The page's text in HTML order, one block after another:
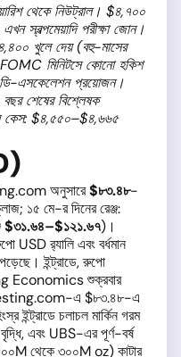
থেকে নিউট্রাল। $৪,৭০০
স্বল্পমেয়াদি পরীক্ষা জোন।
খুলে দেয় (বহু-মাসের
মিনিটসে কোনো হকিশ
ডি-এসকেলেশন প্রয়োজন।
শেষের বিশ্লেষক
কেস: $৪,৫৫০–$৪,৬৬৫
অনুসারে$৮৩.৪৮-
১৫ মে-র দিনের রেঞ্জ:
$৩১.৬৪–$১২১.৬৭)।
USD র‍্যালি এবং বর্ধমান
ইন্ট্রাডে, রুপো
Economics শুক্রবার
এ $৮৩.৪৮-এ
ইন্ট্রাডে চলাচল মার্কিন গরম
এবং UBS-এর পূর্ণ-বর্ষ
থেকে ৩০০M oz) কাটার